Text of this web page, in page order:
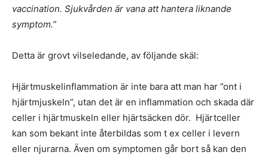
vaccination. Sjukvården är vana att hantera liknande
symptom.”
Detta är grovt vilseledande, av följande skäl:
Hjärtmuskelinflammation är inte bara att man har ”ont i
hjärtmjuskeln”, utan det är en inflammation och skada där
celler i hjärtmuskeln eller hjärtsäcken dör. Hjärtceller
kan som bekant inte återbildas som t ex celler i levern
eller njurarna. Även om symptomen går bort så kan den